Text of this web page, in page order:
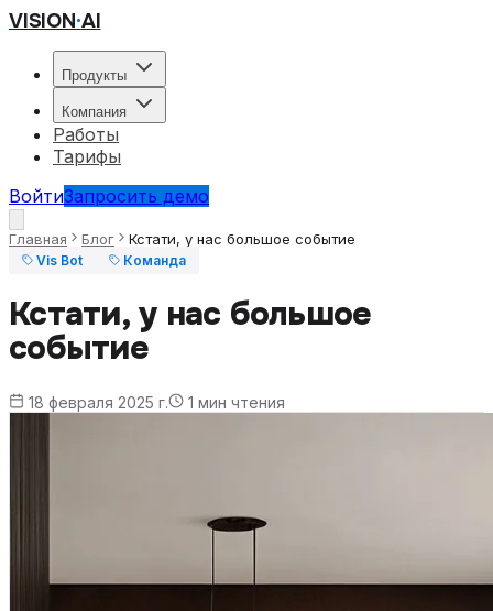
VISION·AI
Продукты
Компания
Работы
Тарифы
ВойтиЗапросить демо
Главная Блог Кстати, у нас большое событие
Vis Bot Команда
Кстати, у нас большое
событие
18 февраля 2025 г. 1 мин чтения